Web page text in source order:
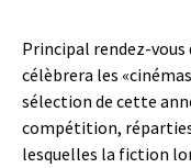
Principal rendez-vous
célèbrera les
sélection de cette
compétition,
lesquelles la fiction